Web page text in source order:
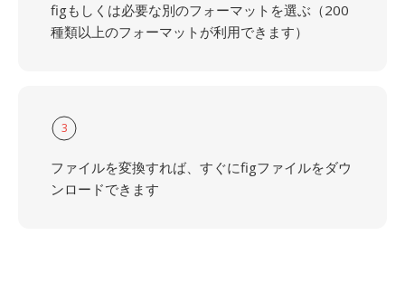
figもしくは必要な別のフォーマットを選ぶ（200
種類以上のフォーマットが利用できます）
3
ファイルを変換すれば、すぐにfigファイルをダウ
ンロードできます